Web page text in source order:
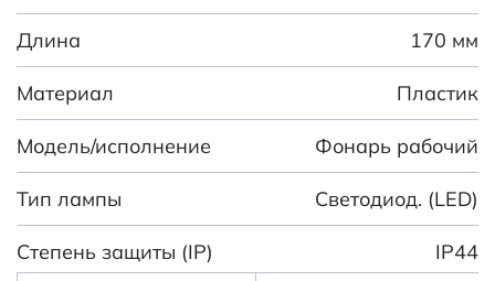
Длина 170 мм
Материал Пластик
Модель/исполнение Фонарь рабочий
Тип лампы Светодиод. (LED)
Степень защиты (IP) IP44